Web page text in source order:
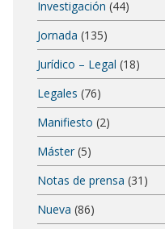
Investigación (44)
Jornada (135)
Jurídico – Legal (18)
Legales (76)
Manifiesto (2)
Máster (5)
Notas de prensa (31)
Nueva (86)